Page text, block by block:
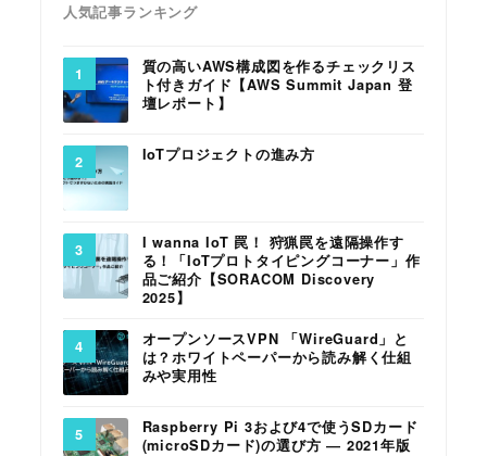
人気記事ランキング
質の高いAWS構成図を作るチェックリス
ト付きガイド【AWS Summit Japan 登
壇レポート】
IoTプロジェクトの進み方
I wanna IoT 罠！ 狩猟罠を遠隔操作す
る！「IoTプロトタイピングコーナー」作
品ご紹介【SORACOM Discovery
2025】
オープンソースVPN 「WireGuard」と
は？ホワイトペーパーから読み解く仕組
みや実用性
Raspberry Pi 3および4で使うSDカード
(microSDカード)の選び方 ― 2021年版